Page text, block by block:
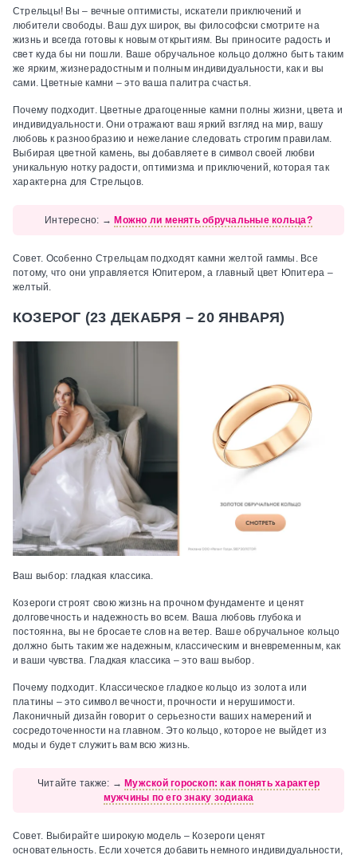
Стрельцы! Вы – вечные оптимисты, искатели приключений и
любители свободы. Ваш дух широк, вы философски смотрите на
жизнь и всегда готовы к новым открытиям. Вы приносите радость и
свет куда бы ни пошли. Ваше обручальное кольцо должно быть таким
же ярким, жизнерадостным и полным индивидуальности, как и вы
сами. Цветные камни – это ваша палитра счастья.
Почему подходит.Цветные драгоценные камни полны жизни, цвета и
индивидуальности. Они отражают ваш яркий взгляд на мир, вашу
любовь к разнообразию и нежелание следовать строгим правилам.
Выбирая цветной камень, вы добавляете в символ своей любви
уникальную нотку радости, оптимизма и приключений, которая так
характерна для Стрельцов.
Интересно: → Можно ли менять обручальные кольца?
Совет. Особенно Стрельцам подходят камни желтой гаммы. Все
потому, что они управляется Юпитером, а главный цвет Юпитера –
желтый.
КОЗЕРОГ (23 ДЕКАБРЯ – 20 ЯНВАРЯ)
Ваш выбор: гладкая классика.
Козероги строят свою жизнь на прочном фундаменте и ценят
долговечность и надежность во всем. Ваша любовь глубока и
постоянна, вы не бросаете слов на ветер. Ваше обручальное кольцо
должно быть таким же надежным, классическим и вневременным, как
и ваши чувства. Гладкая классика – это ваш выбор.
Почему подходит.Классическое гладкое кольцо из золота или
платины – это символ вечности, прочности и нерушимости.
Лаконичный дизайн говорит о серьезности ваших намерений и
сосредоточенности на главном. Это кольцо, которое не выйдет из
моды и будет служить вам всю жизнь.
Читайте также: → Мужской гороскоп: как понять характер
мужчины по его знаку зодиака
Совет. Выбирайте широкую модель – Козероги ценят
основательность. Если хочется добавить немного индивидуальности,